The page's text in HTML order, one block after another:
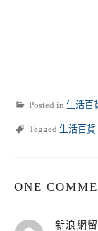
Posted in 生活百
Tagged 生活百貨
ONE
新浪網